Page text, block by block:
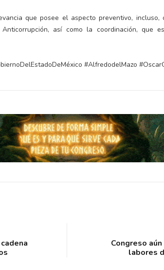
que posee el aspecto preventivo, incluso,
así como la coordinación, que
#AlfredodelMazo
Congreso
labores